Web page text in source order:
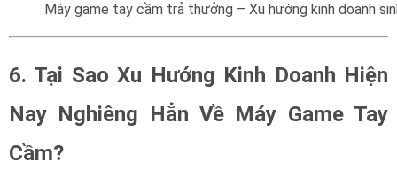
Máy game tay cầm trả thưởng – Xu hướng kinh doanh
6. Tại Sao Xu Hướng Kinh Doanh Hiện
Nay Nghiêng Hẳn Về Máy Game Tay
Cầm?